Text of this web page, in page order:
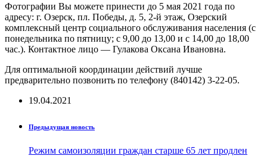
Фотографии Вы можете принести до 5 мая 2021 года по
адресу: г. Озерск, пл. Победы, д. 5, 2-й этаж, Озерский
комплексный центр социального обслуживания населения (с
понедельника по пятницу; с 9,00 до 13,00 и с 14,00 до 18,00
час.). Контактное лицо — Гулакова Оксана Ивановна.
Для оптимальной координации действий лучше
предварительно позвонить по телефону (840142) 3-22-05.
19.04.2021
Предыдущая новость
Режим самоизоляции граждан старше 65 лет продлен